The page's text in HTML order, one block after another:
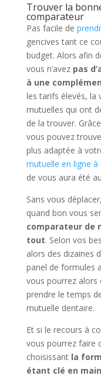
Trouver la
comparateur
Pas facile de
gencives tant ce
budget. Alors afin
vous n’avez pas
à une
les tarifs élevés, la
mutuelles qui ont
de la trouver.
vous pouvez
plus adaptée à
mutuelle en ligne
de vous aura été
Sans vous
quand bon vous
comparateur de
tout. Selon vos
alors des dizaines
panel de formules
vous pourrez alors
prendre le temps
mutuelle dentaire.
Et si le recours à
vous pourrez faire
choisissant la
étant clé en main